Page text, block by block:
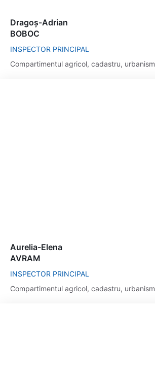
Dragoș-Adrian
BOBOC
INSPECTOR PRINCIPAL
Compartimentul agricol, cadastru, urbanism
Aurelia-Elena
AVRAM
INSPECTOR PRINCIPAL
Compartimentul agricol, cadastru, urbanism